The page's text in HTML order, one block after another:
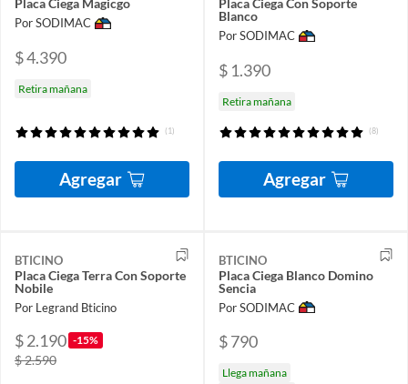
Placa Ciega Magicgo
Por SODIMAC
$ 4.390
Retira mañana
(1)
Agregar
Placa Ciega Con Soporte
Blanco
Por SODIMAC
$ 1.390
Retira mañana
(8)
Agregar
BTICINO
Placa Ciega Terra Con Soporte
Nobile
Por Legrand Bticino
$ 2.190 -15%
$ 2.590
BTICINO
Placa Ciega Blanco Domino
Sencia
Por SODIMAC
$ 790
Llega mañana